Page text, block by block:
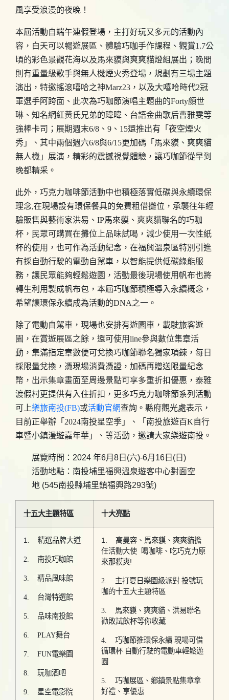
風享受浪漫的夜晚！
本屆活動自端午連假登場，主打好玩又多元的活動內
容，白天可以暢遊展區、體驗巧咖手作課程、觀賞1.7公
頃的彩色景觀花海以及馬來貘與爽爽貓燈組展出；晚間
則有重量級歌手與無人機煙火秀登場，規劃有三場主題
演出，特邀搖滾嘻哈之神Marz23，以及大嘻哈時代2冠
軍選手阿跨面、此次為巧咖節演唱主題曲的Forty顏世
琳、知名網紅黃氏兄弟的瑋暐、台語金曲歌后曹雅雯等
強棒卡司；展期週末6/8、9、15還推出有「夜空煙火
秀」、其中兩個週六6/8與6/15更加碼「馬來貘、爽爽貓
無人機」展演，精彩的震撼視覺體驗，讓巧咖節從早到
晚都精采。
此外，巧克力咖啡節活動中也積極落實低碳與永續環保
理念,在現場設有環保餐具的免費租借攤位，承襲往年經
驗販售與藝術家洪易、IP馬來貘、爽爽貓聯名的巧咖
杯，民眾可購買在攤位上品味試喝，減少使用一次性紙
杯的使用，也可作為活動紀念，在福興溫泉區特別引進
有採自動行駛的電動自駕車，以智能提供低碳綠能服
務，讓民眾能夠輕鬆遊園，活動最後現場使用帆布也將
轉生利用製成帆布包，本屆巧咖節積極導入永續概念，
希望讓環保永續成為活動的DNA之一。
除了電動自駕車，現場也安排有遊園車，載駛旅客遊
園，在賞遊展區之餘，還可使用line參與數位集章活
動，集滿指定章數便可兌換巧咖節聯名獨家項鍊，每日
採限量兌換，憑現場消費憑證，加碼再贈送限量紀念
幣，出示集章畫面至周邊景點可享多重折扣優惠，泰雅
渡假村更提供有入住折扣，更多巧克力咖啡節系列活動
可上樂旅南投(FB)或活動官網查詢。縣府觀光處表示，
目前正舉辦「2024南投星空季」、「南投旅遊百K自行
車暨小鎮漫遊嘉年華」、等活動，邀請大家樂遊南投。
展覽時間：2024 年6月8日(六)-6月16日(日)
活動地點：南投埔里福興溫泉遊客中心對面空
地 (545南投縣埔里鎮福興路293號)
十五大主題特區 十大亮點
1. 精選品牌大道
2. 南投巧咖館
3. 精品風味館
4. 台灣特選館
5. 品味南投館
6. PLAY舞台
7. FUN電樂園
8. 玩咖酒吧
9. 星空電影院
1. 高曼容、馬來貘、爽爽貓擔
任活動大使 喝咖啡、吃巧克力原
來那貘爽!
2. 主打夏日樂園級派對 投號玩
咖的十五大主題特區
3. 馬來貘、爽爽貓、洪易聯名
勸敗試飲杯等你收藏
4. 巧咖節推環保永續 現場可借
循環杯 自動行駛的電動車輕鬆遊
園
5. 巧咖展區、鄉鎮景點集章拿
好禮、享優惠